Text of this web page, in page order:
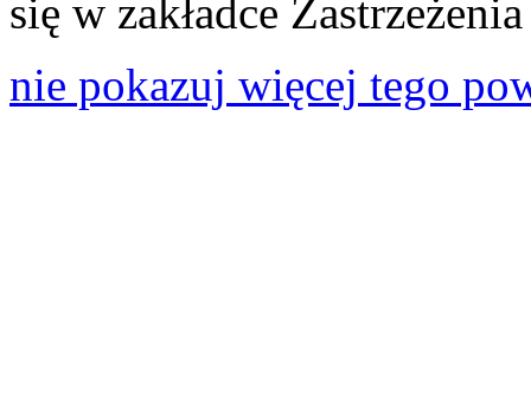
się w zakładce
nie pokazuj więcej tego